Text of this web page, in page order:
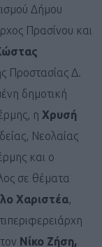
Δήμου
Πρασίνου και
Προστασίας Δ.
δημοτική
η Χρυσή
Νεολαίας
και ο
σε θέματα
Χαριστέα,
Νίκο Ζήση,